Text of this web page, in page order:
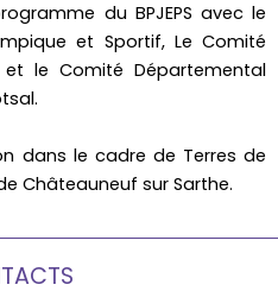
du BPJEPS avec le
et Sportif, Le Comité
le Comité Départemental
dans le cadre de Terres de
Châteauneuf sur Sarthe.